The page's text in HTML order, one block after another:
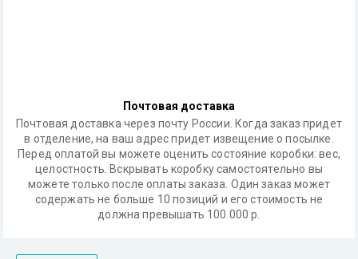
Почтовая доставка
Почтовая доставка через почту России. Когда заказ придет
в отделение, на ваш адрес придет извещение о посылке.
Перед оплатой вы можете оценить состояние коробки: вес,
целостность. Вскрывать коробку самостоятельно вы
можете только после оплаты заказа. Один заказ может
содержать не больше 10 позиций и его стоимость не
должна превышать 100 000 р.